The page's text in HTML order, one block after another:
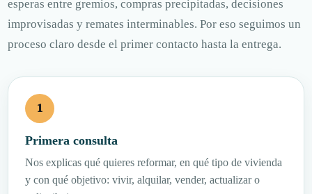
esperas entre gremios, compras precipitadas, decisiones
improvisadas y remates interminables. Por eso seguimos un
proceso claro desde el primer contacto hasta la entrega.
Primera consulta
Nos explicas qué quieres reformar, en qué tipo de vivienda
y con qué objetivo: vivir, alquilar, vender, actualizar o